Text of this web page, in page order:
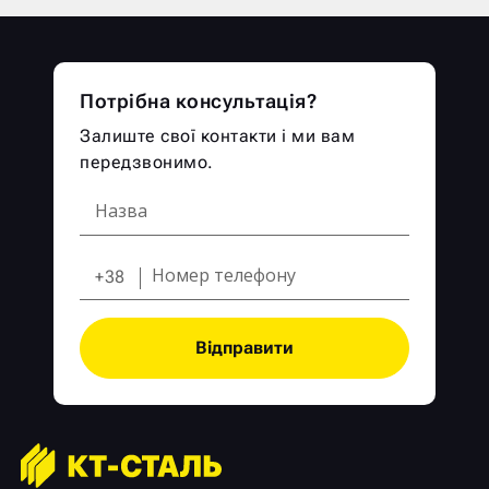
Потрібна консультація?
Залиште свої контакти і ми вам
передзвонимо.
+38
Відправити